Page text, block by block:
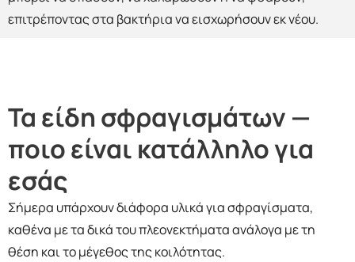
επιτρέποντας στα βακτήρια να εισχωρήσουν εκ νέου.
Τα είδη σφραγισμάτων —
ποιο είναι κατάλληλο για
εσάς
Σήμερα υπάρχουν διάφορα υλικά για σφραγίσματα,
καθένα με τα δικά του πλεονεκτήματα ανάλογα με τη
θέση και το μέγεθος της κοιλότητας.